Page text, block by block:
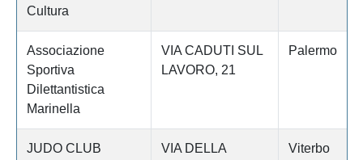
Cultura
Associazione
Sportiva
Dilettantistica
Marinella
VIA CADUTI SUL
LAVORO, 21
Palermo
JUDO CLUB
VIA DELLA
Viterbo